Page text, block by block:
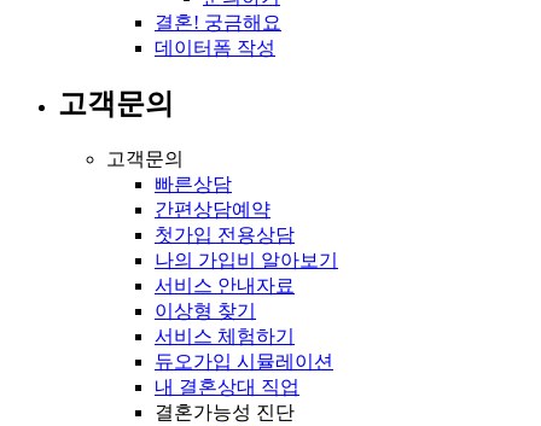
결혼! 궁금해요
데이터폼 작성
고객문의
고객문의
빠른상담
간편상담예약
첫가입 전용상담
나의 가입비 알아보기
서비스 안내자료
이상형 찾기
서비스 체험하기
듀오가입 시뮬레이션
내 결혼상대 직업
결혼가능성 진단